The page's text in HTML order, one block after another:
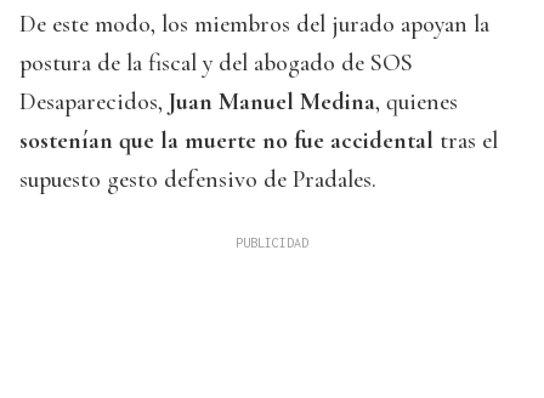
De este modo, los miembros del jurado apoyan la
postura de la fiscal y del abogado de SOS
Desaparecidos, Juan Manuel Medina, quienes
sostenían que la muerte no fue accidental tras el
supuesto gesto defensivo de Pradales.